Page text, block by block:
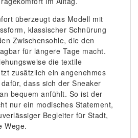
überzeugt das Modell mit
klassischer Schnürung
Zwischensohle, die den
für längere Tage macht.
die textile
zusätzlich ein angenehmes
dass sich der Sneaker
bequem anfühlt. So ist der
nur ein modisches Statement,
Begleiter für Stadt,
Wege.